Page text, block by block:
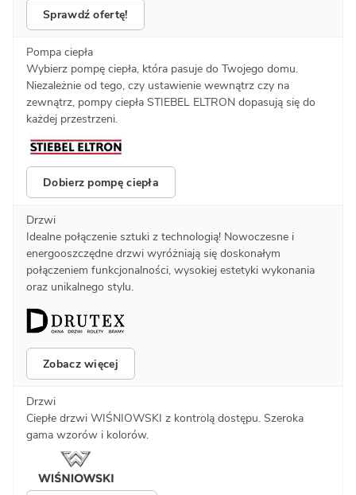
Sprawdź ofertę!
Pompa ciepła
Wybierz pompę ciepła, która pasuje do Twojego domu.
Niezależnie od tego, czy ustawienie wewnątrz czy na
zewnątrz, pompy ciepła STIEBEL ELTRON dopasują się do
każdej przestrzeni.
Dobierz pompę ciepła
Drzwi
Idealne połączenie sztuki z technologią! Nowoczesne i
energooszczędne drzwi wyróżniają się doskonałym
połączeniem funkcjonalności, wysokiej estetyki wykonania
oraz unikalnego stylu.
Zobacz więcej
Drzwi
Ciepłe drzwi WIŚNIOWSKI z kontrolą dostępu. Szeroka
gama wzorów i kolorów.